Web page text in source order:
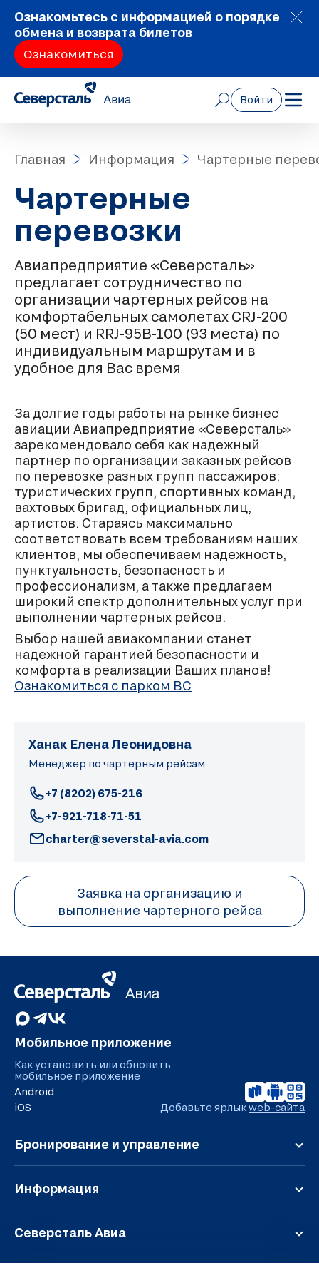
Ознакомьтесь с информацией о порядке
обмена и возврата билетов
Ознакомиться
Войти
Главная Информация Чартерные
Чартерные
перевозки
Авиапредприятие «Северсталь»
предлагает сотрудничество по
организации чартерных рейсов на
комфортабельных самолетах CRJ-200
(50 мест) и RRJ-95B-100 (93 места) по
индивидуальным маршрутам и в
удобное для Вас время
За долгие годы работы на рынке бизнес
авиации Авиапредприятие «Северсталь»
зарекомендовало себя как надежный
партнер по организации заказных рейсов
по перевозке разных групп пассажиров:
туристических групп, спортивных команд,
вахтовых бригад, официальных лиц,
артистов. Стараясь максимально
соответствовать всем требованиям наших
клиентов, мы обеспечиваем надежность,
пунктуальность, безопасность и
профессионализм, а также предлагаем
широкий спектр дополнительных услуг при
выполнении чартерных рейсов.
Выбор нашей авиакомпании станет
надежной гарантией безопасности и
комфорта в реализации Ваших планов!
Ознакомиться с парком ВС
Ханак Елена Леонидовна
Менеджер по чартерным рейсам
+7 (8202) 675-216
+7-921-718-71-51
charter@severstal-avia.com
Заявка на организацию и
выполнение чартерного рейса
Мобильное приложение
Как установить или обновить
мобильное приложение
Android
iOS
Добавьте ярлыкweb-сайта
Бронирование и управление
Регистрация
Онлайн-табло
Дополнительные услуги
Тарифы и условия
Информация
Обратная связь
Правила перевозки
Багаж и ручная кладь
Северсталь Авиа
О компании